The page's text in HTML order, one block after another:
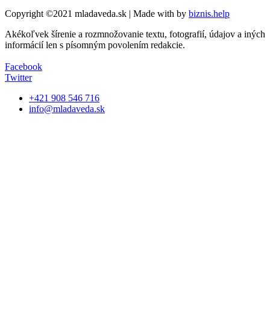
Copyright ©2021 mladaveda.sk | Made with by biznis.help
Akékoľvek šírenie a rozmnožovanie textu, fotografií, údajov a iných
informácií len s písomným povolením redakcie.
Facebook
Twitter
+421 908 546 716
info@mladaveda.sk